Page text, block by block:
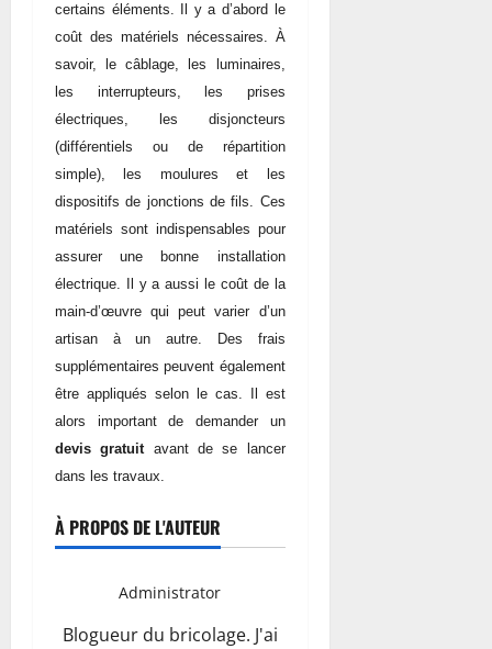
certains éléments. Il y a d’abord le
coût des matériels nécessaires. À
savoir, le câblage, les luminaires,
les interrupteurs, les prises
électriques, les disjoncteurs
(différentiels ou de répartition
simple), les moulures et les
dispositifs de jonctions de fils. Ces
matériels sont indispensables pour
assurer une bonne installation
électrique. Il y a aussi le coût de la
main-d’œuvre qui peut varier d’un
artisan à un autre. Des frais
supplémentaires peuvent également
être appliqués selon le cas. Il est
alors important de demander un
devis gratuitavant de se lancer
dans les travaux.
À PROPOS DE L'AUTEUR
Administrator
Blogueur du bricolage. J'ai